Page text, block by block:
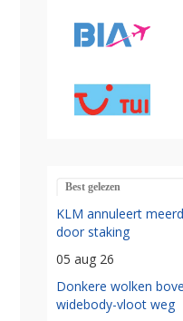
Best gelezen
KLM annuleert
door staking
05 aug 26
Donkere wolken
widebody-vloot weg